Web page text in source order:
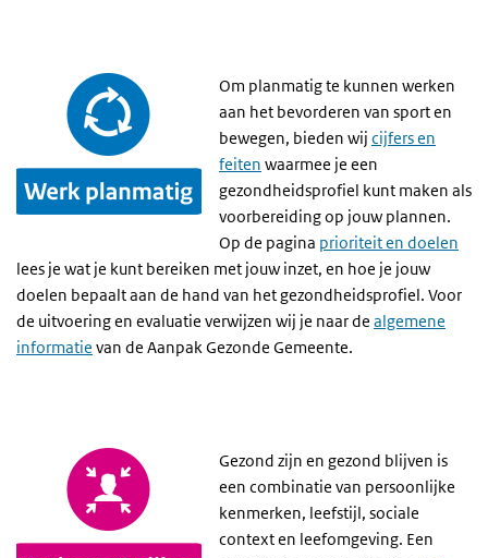
Om planmatig te kunnen werken
aan het bevorderen van sport en
bewegen, bieden wij cijfers en
feiten waarmee je een
gezondheidsprofiel kunt maken als
voorbereiding op jouw plannen.
Op de pagina prioriteit en doelen
lees je wat je kunt bereiken met jouw inzet, en hoe je jouw
doelen bepaalt aan de hand van het gezondheidsprofiel. Voor
de uitvoering en evaluatie verwijzen wij je naar de algemene
informatie van de Aanpak Gezonde Gemeente.
Gezond zijn en gezond blijven is
een combinatie van persoonlijke
kenmerken, leefstijl, sociale
context en leefomgeving. Een